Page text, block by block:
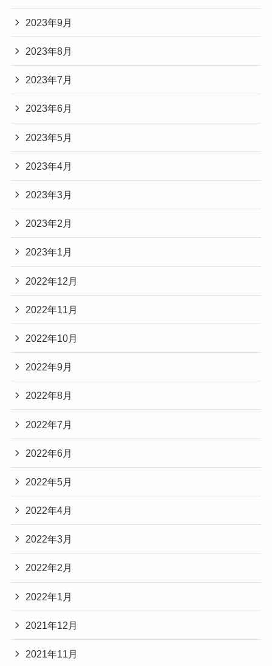
2023年9月
2023年8月
2023年7月
2023年6月
2023年5月
2023年4月
2023年3月
2023年2月
2023年1月
2022年12月
2022年11月
2022年10月
2022年9月
2022年8月
2022年7月
2022年6月
2022年5月
2022年4月
2022年3月
2022年2月
2022年1月
2021年12月
2021年11月